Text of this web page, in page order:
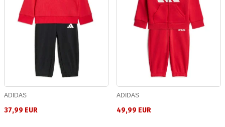
ADIDAS
37,99 EUR
ADIDAS
49,99 EUR